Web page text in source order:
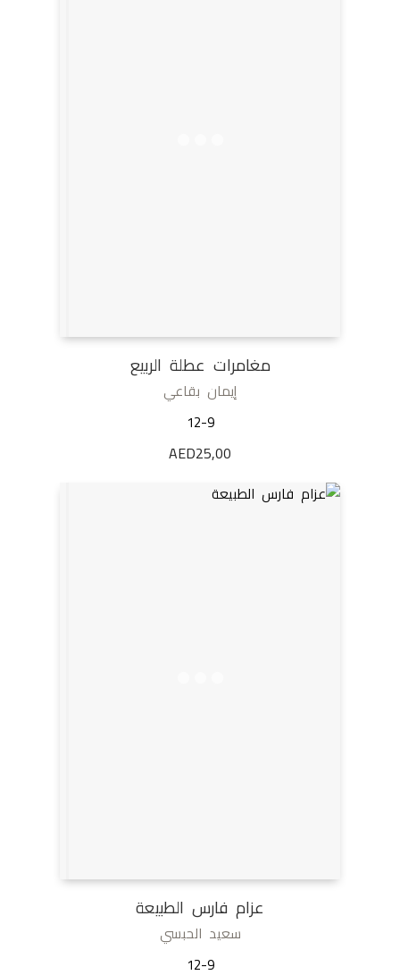
مغامرات عطلة الربيع
إيمان بقاعي
12-9
AED25,00
عزام فارس الطبيعة
سعيد الحبسي
12-9